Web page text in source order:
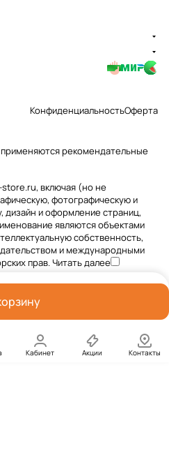
Кабинет Акции Контакты
КонфиденциальностьОферта
рекомендательные
включая (но не
фотографическую и
дизайн и оформление страниц,
являются объектами
собственность,
и международными
прав.Читать далее